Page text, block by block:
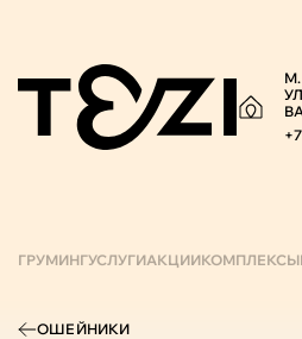
ГРУМИНГУСЛУГИАКЦИИКОМПЛЕКСЫ
ОШЕЙНИКИ